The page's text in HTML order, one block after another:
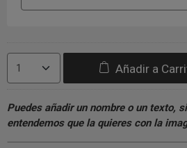
Añadir a
Puedes añadir un nombre o un texto,
entendemos que la quieres con la